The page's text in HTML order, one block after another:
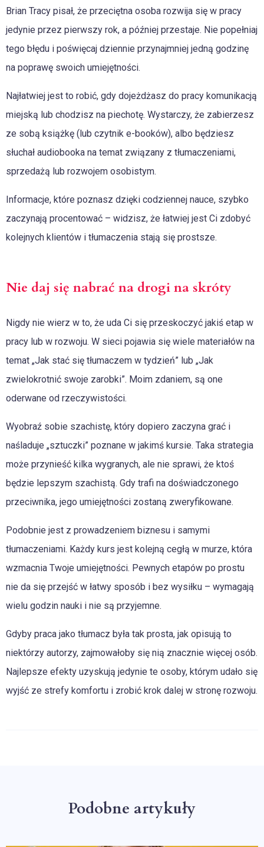
Brian Tracy pisał, że przeciętna osoba rozwija się w pracy
jedynie przez pierwszy rok, a później przestaje. Nie popełniaj
tego błędu i poświęcaj dziennie przynajmniej jedną godzinę
na poprawę swoich umiejętności.
Najłatwiej jest to robić, gdy dojeżdżasz do pracy komunikacją
miejską lub chodzisz na piechotę. Wystarczy, że zabierzesz
ze sobą książkę (lub czytnik e-booków), albo będziesz
słuchał audiobooka na temat związany z tłumaczeniami,
sprzedażą lub rozwojem osobistym.
Informacje, które poznasz dzięki codziennej nauce, szybko
zaczynają procentować – widzisz, że łatwiej jest Ci zdobyć
kolejnych klientów i tłumaczenia stają się prostsze.
Nie daj się nabrać na drogi na skróty
Nigdy nie wierz w to, że uda Ci się przeskoczyć jakiś etap w
pracy lub w rozwoju. W sieci pojawia się wiele materiałów na
temat „Jak stać się tłumaczem w tydzień” lub „Jak
zwielokrotnić swoje zarobki”. Moim zdaniem, są one
oderwane od rzeczywistości.
Wyobraź sobie szachistę, który dopiero zaczyna grać i
naśladuje „sztuczki” poznane w jakimś kursie. Taka strategia
może przynieść kilka wygranych, ale nie sprawi, że ktoś
będzie lepszym szachistą. Gdy trafi na doświadczonego
przeciwnika, jego umiejętności zostaną zweryfikowane.
Podobnie jest z prowadzeniem biznesu i samymi
tłumaczeniami. Każdy kurs jest kolejną cegłą w murze, która
wzmacnia Twoje umiejętności. Pewnych etapów po prostu
nie da się przejść w łatwy sposób i bez wysiłku – wymagają
wielu godzin nauki i nie są przyjemne.
Gdyby praca jako tłumacz była tak prosta, jak opisują to
niektórzy autorzy, zajmowałoby się nią znacznie więcej osób.
Najlepsze efekty uzyskują jedynie te osoby, którym udało się
wyjść ze strefy komfortu i zrobić krok dalej w stronę rozwoju.
Podobne artykuły